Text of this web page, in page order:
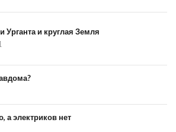
Урганта и круглая Земля
а электриков нет